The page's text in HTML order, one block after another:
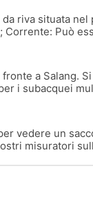
riva situata
Corrente: Può
a Salang.
i subacquei
vedere un
misuratori